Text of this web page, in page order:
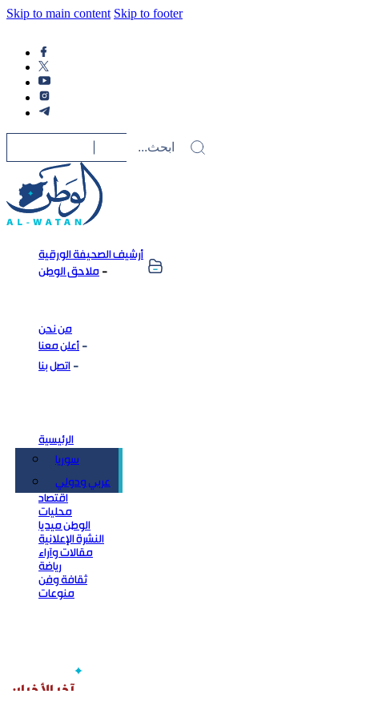
Skip to main content Skip to footer
أرشيف الصحيفة الورقية
ملاحق الوطن
من نحن
أعلن معنا
اتصل بنا
الرئيسية
سوريا
عربي ودولي
اقتصاد
محليات
الوطن ميديا
النشرة الإعلانية
مقالات وآراء
رياضة
ثقافة وفن
منوعات